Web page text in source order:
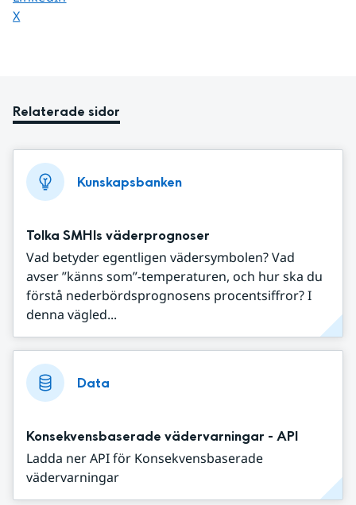
Dela sidan på
X
Relaterade sidor
Kunskapsbanken
Tolka SMHIs väderprognoser
Vad betyder egentligen vädersymbolen? Vad
avser ”känns som”-temperaturen, och hur ska du
förstå nederbördsprognosens procentsiffror? I
denna vägled...
Data
Konsekvensbaserade vädervarningar - API
Ladda ner API för Konsekvensbaserade
vädervarningar